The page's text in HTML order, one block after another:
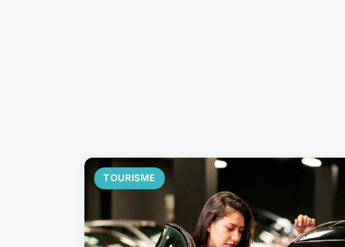
TOURISME